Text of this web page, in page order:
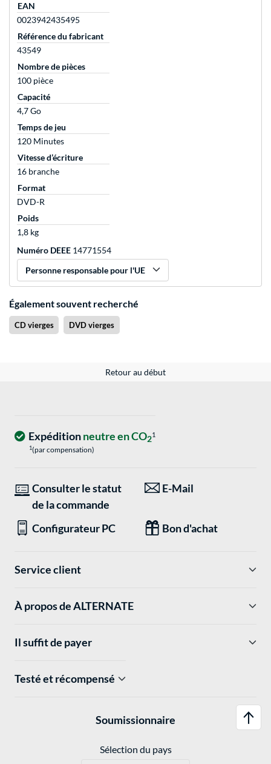
EAN
0023942435495
Référence du fabricant
43549
Nombre de pièces
100 pièce
Capacité
4,7 Go
Temps de jeu
120 Minutes
Vitesse d’écriture
16 branche
Format
DVD-R
Poids
1,8 kg
Numéro DEEE 14771554
Personne responsable pour l'UE
Également souvent recherché
CD vierges DVD vierges
Retour au début
Expéditionneutre en CO21
1(par compensation)
Consulter le statut
de la commande
E-Mail
Configurateur PC Bon d'achat
Service client
À propos de ALTERNATE
Il suffit de payer
Testé et récompensé
Soumissionnaire
Sélection du pays